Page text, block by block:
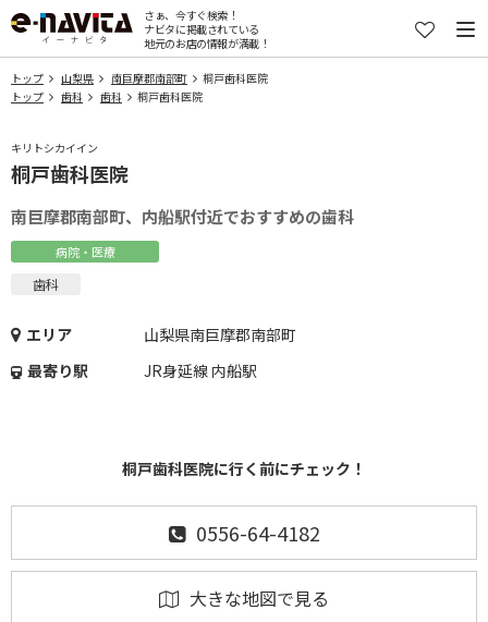
さぁ、今すぐ検索！
ナビタに掲載されている
地元のお店の情報が満載！
トップ 山梨県 南巨摩郡南部町
桐戸歯科医院
トップ
歯科 歯科 桐戸歯科医院
キリトシカイイン
桐戸歯科医院
南巨摩郡南部町、内船駅付近でおすすめの歯科
病院・医療
歯科
エリア
山梨県南巨摩郡南部町
最寄り駅
JR身延線 内船駅
桐戸歯科医院に行く前にチェック！
0556-64-4182
大きな地図で見る